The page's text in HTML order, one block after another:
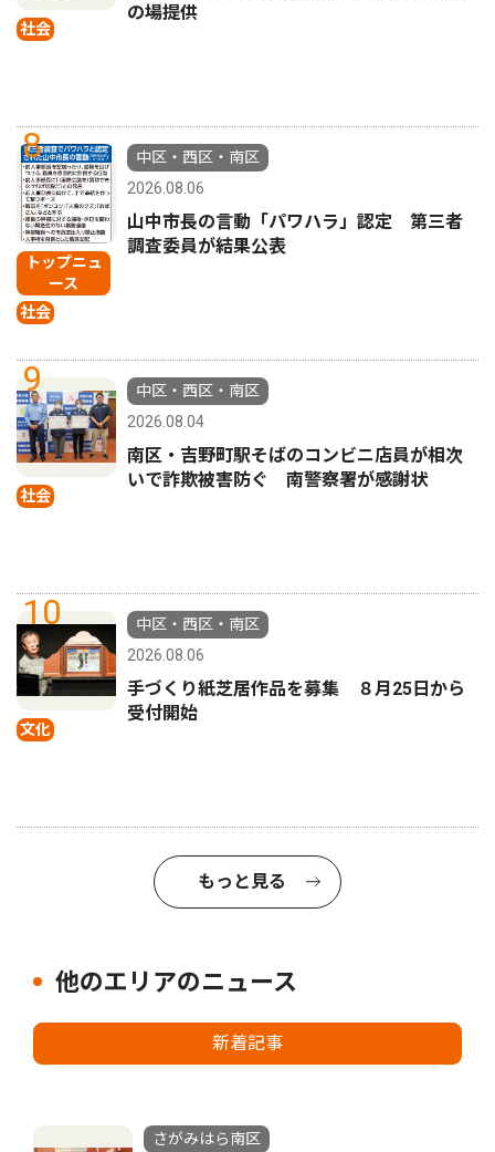
社会
の場提供
8
トップニュ
ース
社会
中区・西区・南区
2026.08.06
山中市長の言動「パワハラ」認定 第三者
調査委員が結果公表
9
社会
中区・西区・南区
2026.08.04
南区・吉野町駅そばのコンビニ店員が相次
いで詐欺被害防ぐ 南警察署が感謝状
10
文化
中区・西区・南区
2026.08.06
手づくり紙芝居作品を募集 ８月25日から
受付開始
もっと見る
他のエリアのニュース
新着記事
さがみはら南区